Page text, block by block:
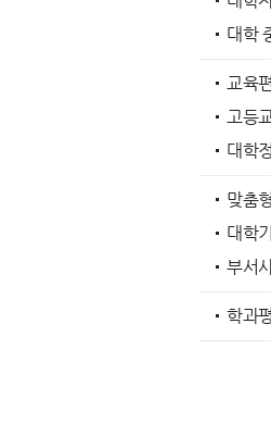
대학
교육
고등
대학
맞춤
대학
부서
학과